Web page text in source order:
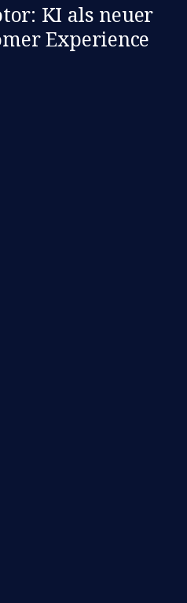
KI als neuer
Experience